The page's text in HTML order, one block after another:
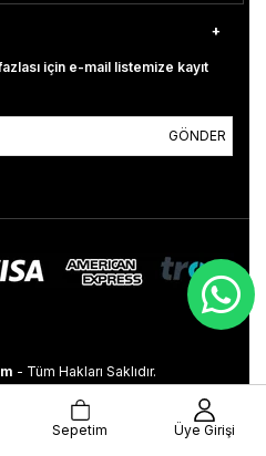
için e-mail listemize kayıt
GÖNDER
- Tüm Hakları Saklıdır.
Sepetim Üye Girişi